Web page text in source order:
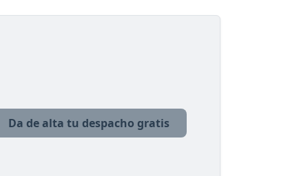
Da de alta tu despacho gratis